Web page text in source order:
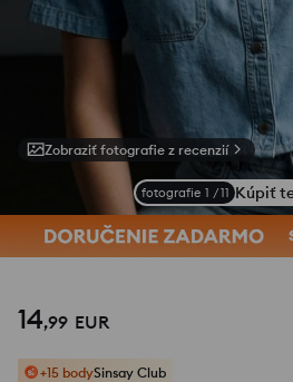
Zobraziť fotografie z recenzií
fotografie 1 /11 Kúpiť
14,99 EUR
+15 bodySinsay Club